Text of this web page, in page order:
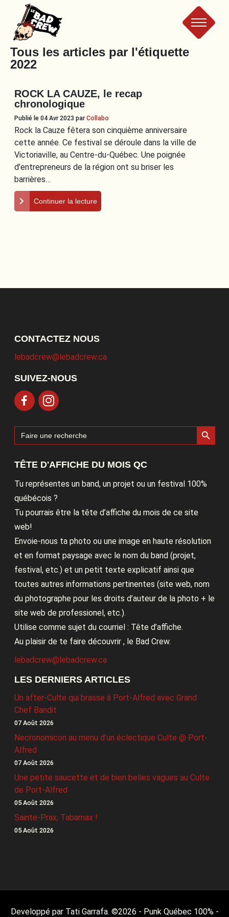
Le
Bad
Crew
Tous les articles par l'étiquette
2022
ROCK LA CAUZE, le recap
chronologique
Publié le 04 Avr 2023 parCollabo
Rock la Cauze fêtera son cinquième anniversaire
cette année. Ce festival se déroule dans la ville de
Victoriaville, au Centre-du-Québec. Une poignée
d’entrepreneurs de la région ont su briser les
barrières…
Continuer la lecture
CONTACTEZ NOUS
lebadcrew@lebadcrew.ca
SUIVEZ-NOUS
Search
for:
Search Button
TÊTE D'AFFICHE DU MOIS QC
Tu représentes un band, un projet ou un festival 100%
québécois ?
Tu pourrais être la tête d’affiche du mois de ce site
web!
Envoie-nous ta photo ou une image en haute résolution
et en format paysage avec le nom du band (projet,
festival, etc.) et un petit texte explicatif ainsi que
toutes autres informations pertinentes (site web, nom
du photographe pour les droits d’auteur de la photo + le
site web de professionel, etc.).
Utilise comme sujet du courriel : Tête d’affiche.
Au plaisir de te faire découvrir , le Bad Crew.
lebadcrew@lebadcrew.ca
LES DERNIERS ARTICLES
Un after-Culte qui brasse à Port-Alfred avec Grand
Chef Bandit
07 Août 2026
Necronomicon au menu d’un éclectique Culte @ Port-
Alfred
07 Août 2026
Une petite saucette et de bien belles vagues au Culte
de Port-Alfred
05 Août 2026
Sainte-Prax, Tabarnax !
05 Août 2026
Developpé par Tati Garrafa. ©2026 - Punk Québec 100% -